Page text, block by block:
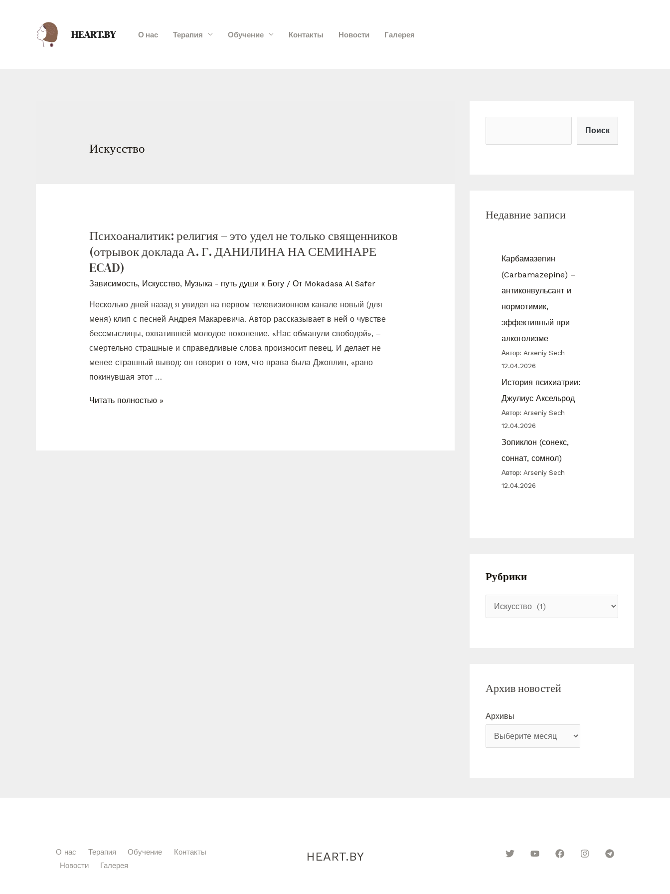
HEART.BY О нас Терапия Обучение Контакты Новости Галерея
Искусство
Психоаналитик: религия – это удел не только священников
(отрывок доклада А. Г. ДАНИЛИНА НА СЕМИНАРЕ
ECAD)
Зависимость, Искусство, Музыка - путь души к Богу/ От Mokadasa Al Safer
Несколько дней назад я увидел на первом телевизионном канале новый (для
меня) клип с песней Андрея Макаревича. Автор рассказывает в ней о чувстве
бессмыслицы, охватившей молодое поколение. «Нас обманули свободой», –
смертельно страшные и справедливые слова произносит певец. И делает не
менее страшный вывод: он говорит о том, что права была Джоплин, «рано
покинувшая этот …
Читать полностью »
Поиск
Недавние записи
Карбамазепин
(Carbamazepine) –
антиконвульсант и
нормотимик,
эффективный при
алкоголизме
Автор: Arseniy Sech
12.04.2026
История психиатрии:
Джулиус Аксельрод
Автор: Arseniy Sech
12.04.2026
Зопиклон (сонекс,
соннат, сомнол)
Автор: Arseniy Sech
12.04.2026
Рубрики
Архив новостей
Архивы
О нас Терапия Обучение
Контакты
Новости
Галерея
HEART.BY